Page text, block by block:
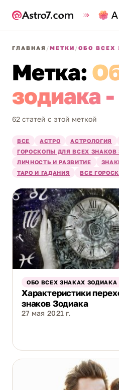
ГЛАВНАЯ /МЕТКИ /ОБО ВСЕХ
Метка:
зодиака
62 статей с этой меткой
ВСЕ АСТРО АСТРОЛОГИЯ
ГОРОСКОПЫ ДЛЯ ВСЕХ ЗНАКОВ
ЛИЧНОСТЬ И РАЗВИТИЕ
ТАРО И ГАДАНИЯ
ВСЕ
ОБО ВСЕХ ЗНАКАХ ЗОДИАКА -
Характеристики
знаков Зодиака
27 мая 2021 г.